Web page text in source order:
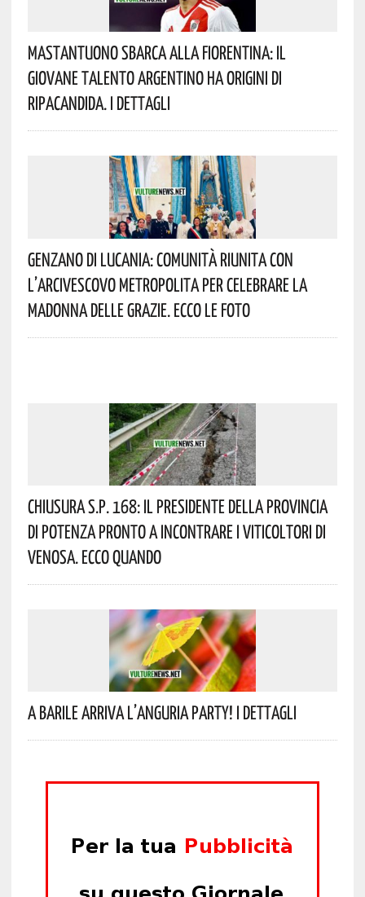
Mastantuono Sbarca Alla Fiorentina: Il
Giovane Talento Argentino Ha Origini Di
Ripacandida. I Dettagli
Genzano Di Lucania: Comunità Riunita Con
L’Arcivescovo Metropolita Per Celebrare La
Madonna Delle Grazie. Ecco Le Foto
Chiusura S.P. 168: Il Presidente Della Provincia
Di Potenza Pronto A Incontrare I Viticoltori Di
Venosa. Ecco Quando
A Barile Arriva L’anguria Party! I Dettagli